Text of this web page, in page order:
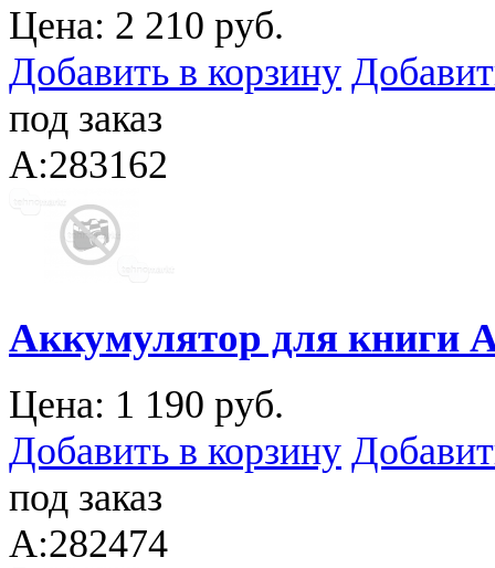
Цена: 2 210 руб.
Добавить в корзину
под заказ
A:283162
Аккумулятор для книги
Цена: 1 190 руб.
Добавить в корзину
под заказ
A:282474